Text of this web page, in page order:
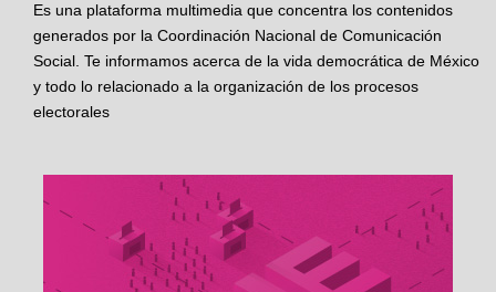
Es una plataforma multimedia que concentra los contenidos
generados por la Coordinación Nacional de Comunicación
Social. Te informamos acerca de la vida democrática de México
y todo lo relacionado a la organización de los procesos
electorales